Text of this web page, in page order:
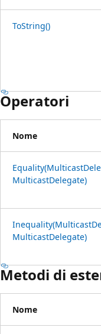
ToString()
Operatori
Nome
MulticastDelegate)
MulticastDelegate)
Metodi di
Nome